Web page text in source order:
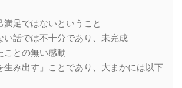
足ではないということ
話では不十分であり、未完成
との無い感動
み出す」ことであり、大まかには以下